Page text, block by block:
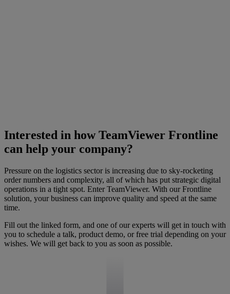
Interested in how TeamViewer Frontline
can help your company?
Pressure on the logistics sector is increasing due to sky-rocketing
order numbers and complexity, all of which has put strategic digital
operations in a tight spot. Enter TeamViewer. With our Frontline
solution, your business can improve quality and speed at the same
time.
Fill out the linked form, and one of our experts will get in touch with
you to schedule a talk, product demo, or free trial depending on your
wishes. We will get back to you as soon as possible.